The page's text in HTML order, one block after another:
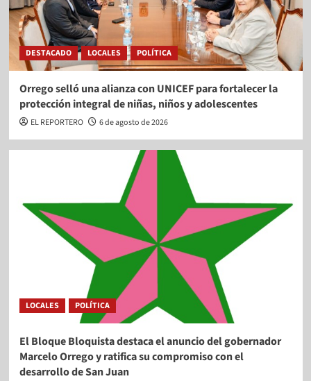
DESTACADO LOCALES POLÍTICA
Orrego selló una alianza con UNICEF para fortalecer la
protección integral de niñas, niños y adolescentes
EL REPORTERO 6 de agosto de 2026
LOCALES POLÍTICA
El Bloque Bloquista destaca el anuncio del gobernador
Marcelo Orrego y ratifica su compromiso con el
desarrollo de San Juan